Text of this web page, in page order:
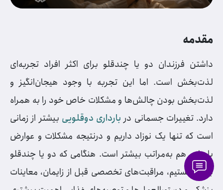
مقدمه
داشتن فرزندان دو یا چندقلو برای اکثر افراد تجربه‌ای
لذت‌بخش است. اما این تجربه با وجود هیجان‌انگیز و
لذت‌بخش بودن چالش‌ها و مشکلات خاص خود را به همراه
دارد. تغییرات جسمانی در بارداری دوقلویی بیشتر از زمانی
است که تنها یک نوزاد داریم و درنتیجه مشکلات و عوارض
بارداری هم به‌مراتب بیشتر است. هنگامی که دو یا چندقلو
باردار هستیم، مراقبت‌های تخصصی قبل از زایمان، معاینات